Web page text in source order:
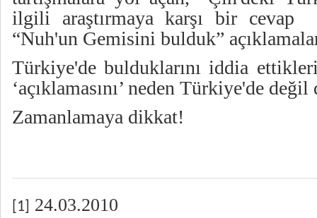
ilgili araştırmaya karşı bir
“Nuh'un Gemisini bulduk”
Türkiye'de bulduklarını iddia
‘açıklamasını’ neden Türkiye'de
Zamanlamaya dikkat!
[1] 24.03.2010